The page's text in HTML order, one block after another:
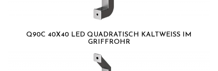
Q90C 40X40 LED QUADRATISCH KALTWEISS IM G
RIFFROHR